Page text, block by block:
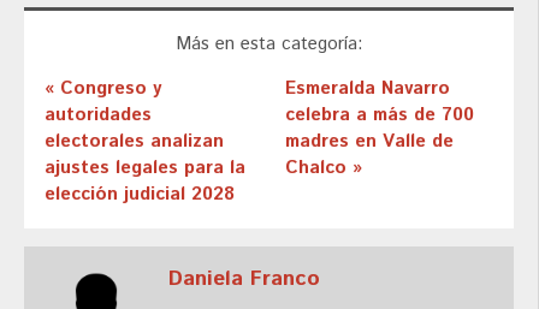
Más en esta categoría:
« Congreso y
autoridades
electorales analizan
ajustes legales para la
elección judicial 2028
Esmeralda Navarro
celebra a más de 700
madres en Valle de
Chalco »
Daniela Franco